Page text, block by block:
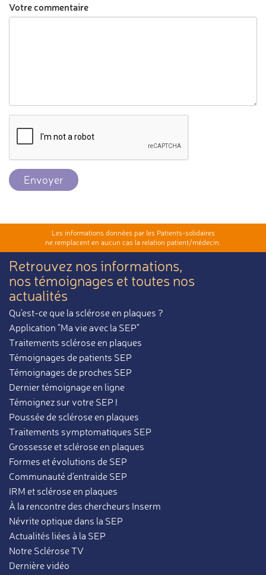
Votre commentaire
Envoyer
Les informations données par les Patients-solidaires
ne remplacent en aucun cas la relation patient/médecin.
Retrouvez nos informations,
nos témoignages et toutes nos
actualités
Qu'est-ce que la sclérose en plaques ?
Application "Ma vie avec la SEP"
Traitements sclérose en plaques
Témoignages de patients SEP
Témoignages de proches SEP
Dernier témoignage en ligne
Témoignez sur votre SEP !
Poussée de sclérose en plaques
Traitements symptomatiques SEP
Grossesse et sclérose en plaques
Formes et évolutions de SEP
Communauté d'entraide SEP
IRM et sclérose en plaques
À la rencontre des chercheurs Inserm
Névrite optique dans la SEP
Actualités liées à la SEP
Notre Sclérose TV
Dernière vidéo